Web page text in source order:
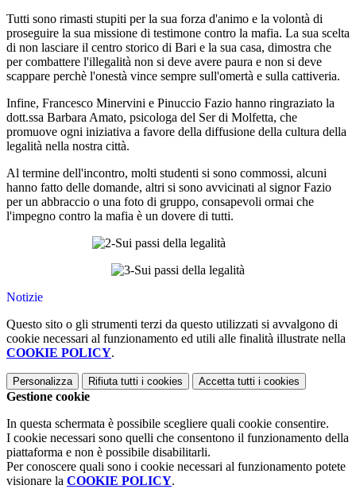
Tutti sono rimasti stupiti per la sua forza d'animo e la volontà di
proseguire la sua missione di testimone contro la mafia. La sua scelta
di non lasciare il centro storico di Bari e la sua casa, dimostra che
per combattere l'illegalità non si deve avere paura e non si deve
scappare perchè l'onestà vince sempre sull'omertà e sulla cattiveria.
Infine, Francesco Minervini e Pinuccio Fazio hanno ringraziato la
dott.ssa Barbara Amato, psicologa del Ser di Molfetta, che
promuove ogni iniziativa a favore della diffusione della cultura della
legalità nella nostra città.
Al termine dell'incontro, molti studenti si sono commossi, alcuni
hanno fatto delle domande, altri si sono avvicinati al signor Fazio
per un abbraccio o una foto di gruppo, consapevoli ormai che
l'impegno contro la mafia è un dovere di tutti.
Notizie
Questo sito o gli strumenti terzi da questo utilizzati si avvalgono di
cookie necessari al funzionamento ed utili alle finalità illustrate nella
COOKIE POLICY.
Personalizza Rifiuta tutti i cookies Accetta tutti i cookies
Gestione cookie
In questa schermata è possibile scegliere quali cookie consentire.
I cookie necessari sono quelli che consentono il funzionamento della
piattaforma e non è possibile disabilitarli.
Per conoscere quali sono i cookie necessari al funzionamento potete
visionare la COOKIE POLICY.